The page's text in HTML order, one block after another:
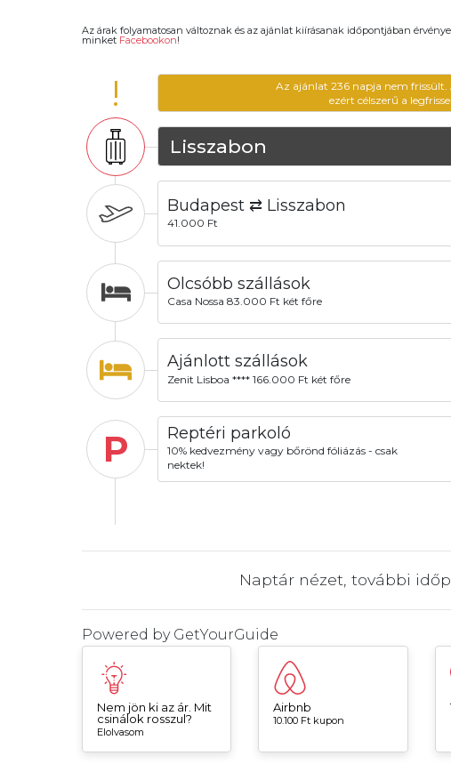
Az árak folyamatosan változnak és az ajánlat kiírásanak időpontjában
minket Facebookon!
!
Az ajánlat 236 napja nem
ezért célszerű a
Lisszabon
Budapest ⇄ Lisszabon
41.000 Ft
Olcsóbb szállások
Casa Nossa 83.000 Ft két főre
Ajánlott szállások
Zenit Lisboa **** 166.000 Ft két főre
P Reptéri parkoló
10% kedvezmény vagy bőrönd fóliázás - csak
nektek!
Naptár nézet, további
Powered by GetYourGuide
Nem jön ki az ár. Mit
csinálok rosszul?
Elolvasom
Airbnb
10.100 Ft kupon